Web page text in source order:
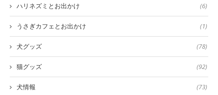
ハリネズミとお出かけ (6)
うさぎカフェとお出かけ (1)
犬グッズ (78)
猫グッズ (92)
犬情報 (73)